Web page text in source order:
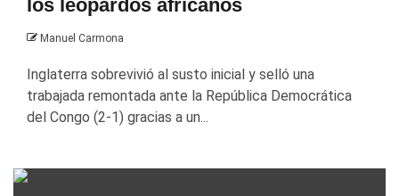
los leopardos africanos
Manuel Carmona
Inglaterra sobrevivió al susto inicial y selló una
trabajada remontada ante la República Democrática
del Congo (2-1) gracias a un...